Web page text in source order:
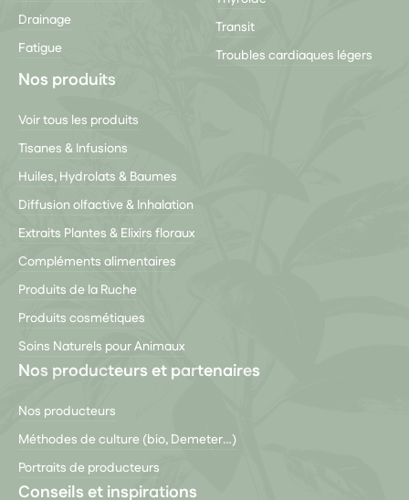
Drainage
Fatigue
Transit
Troubles cardiaques légers
Nos produits
Voir tous les produits
Tisanes & Infusions
Huiles, Hydrolats & Baumes
Diffusion olfactive & Inhalation
Extraits Plantes & Elixirs floraux
Compléments alimentaires
Produits de la Ruche
Produits cosmétiques
Soins Naturels pour Animaux
Nos producteurs et partenaires
Nos producteurs
Méthodes de culture (bio, Demeter…)
Portraits de producteurs
Conseils et inspirations